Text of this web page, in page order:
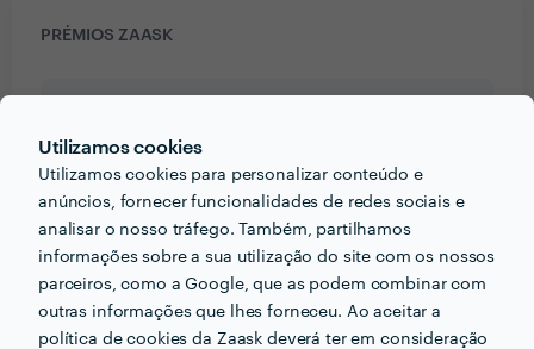
Utilizamos cookies
Utilizamos cookies para personalizar conteúdo e
anúncios, fornecer funcionalidades de redes sociais e
analisar o nosso tráfego. Também, partilhamos
informações sobre a sua utilização do site com os nossos
parceiros, como a Google, que as podem combinar com
outras informações que lhes forneceu. Ao aceitar a
política de cookies da Zaask deverá ter em consideração
PRÉMIOS ZAASK
🎉 Este/a profissional conseguiu a maior
PORTEFÓLIO